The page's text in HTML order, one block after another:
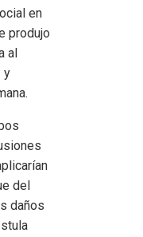
en
produjo
al
y
del
daños